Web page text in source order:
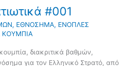
#001
, ΕΘΝΟΣΗΜΑ, ΕΝΟΠΛΕΣ
ΚΟΥΜΠΙΑ
διακριτικά βαθμών,
για τον Ελληνικό Στρατό, από